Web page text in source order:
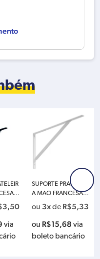
3
PR
3,50
via
SUPORTE PRATELEIR
A MAO FRANCESA 4
0CM LEVE BRANCA
PRESTO 40703
ou 3xde R$5,33
ou R$15,68 via
boleto bancário